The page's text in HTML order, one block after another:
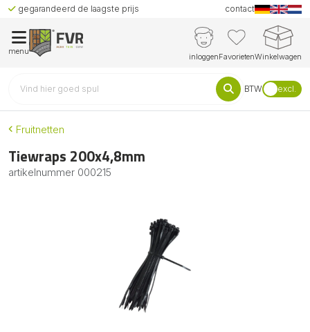
gegarandeerd de laagste prijs contact
menu
inloggenFavorietenWinkelwagen
BTW excl.
Fruitnetten
Tiewraps 200x4,8mm
artikelnummer 000215